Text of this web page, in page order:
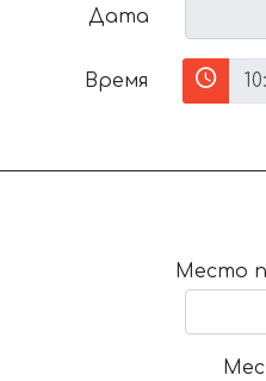
Дата
Время
Место